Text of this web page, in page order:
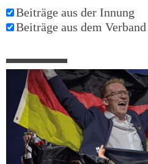
Beiträge aus der Innung
Beiträge aus dem Verband